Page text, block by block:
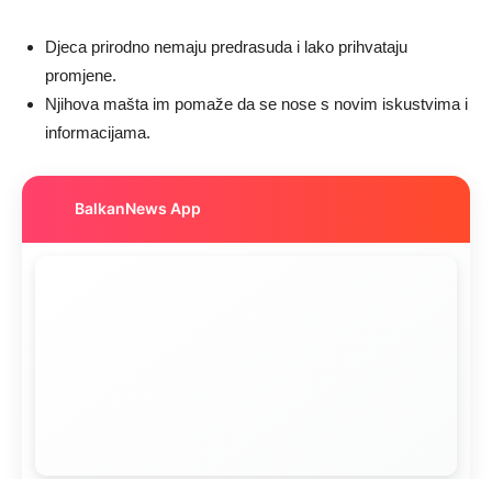
Djeca prirodno nemaju predrasuda i lako prihvataju
promjene.
Njihova mašta im pomaže da se nose s novim iskustvima i
informacijama.
BalkanNews App